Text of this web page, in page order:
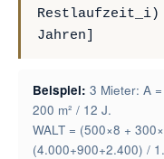
Restlaufzeit_i)
Jahren]
Beispiel: 3 Mieter: A
200 m² / 12 J.
WALT = (500×8 +
(4.000+900+2.400) /